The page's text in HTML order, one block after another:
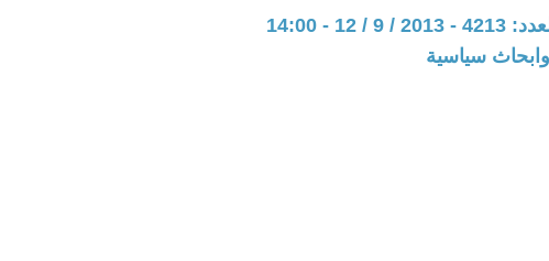
12 - 14:00
سياسية